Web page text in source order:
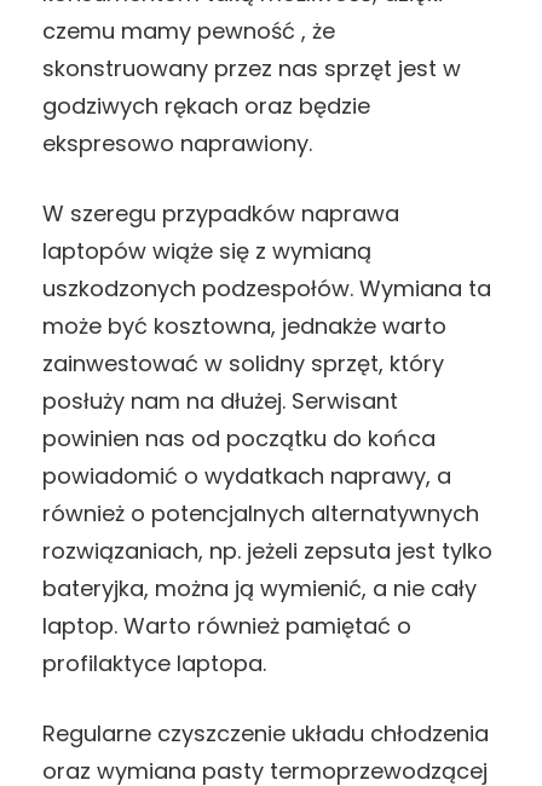
czemu mamy pewność , że
skonstruowany przez nas sprzęt jest w
godziwych rękach oraz będzie
ekspresowo naprawiony.
W szeregu przypadków naprawa
laptopów wiąże się z wymianą
uszkodzonych podzespołów. Wymiana ta
może być kosztowna, jednakże warto
zainwestować w solidny sprzęt, który
posłuży nam na dłużej. Serwisant
powinien nas od początku do końca
powiadomić o wydatkach naprawy, a
również o potencjalnych alternatywnych
rozwiązaniach, np. jeżeli zepsuta jest tylko
bateryjka, można ją wymienić, a nie cały
laptop. Warto również pamiętać o
profilaktyce laptopa.
Regularne czyszczenie układu chłodzenia
oraz wymiana pasty termoprzewodzącej